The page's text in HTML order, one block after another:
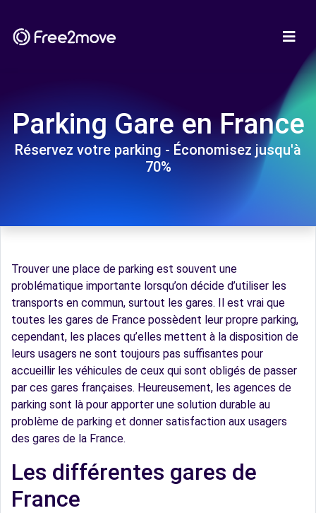
Parking Gare en France
Réservez votre parking - Économisez jusqu'à
70%
Trouver une place de parking est souvent une
problématique importante lorsqu’on décide d’utiliser les
transports en commun, surtout les gares. Il est vrai que
toutes les gares de France possèdent leur propre parking,
cependant, les places qu’elles mettent à la disposition de
leurs usagers ne sont toujours pas suffisantes pour
accueillir les véhicules de ceux qui sont obligés de passer
par ces gares françaises. Heureusement, les agences de
parking sont là pour apporter une solution durable au
problème de parking et donner satisfaction aux usagers
des gares de la France.
Les différentes gares de
France